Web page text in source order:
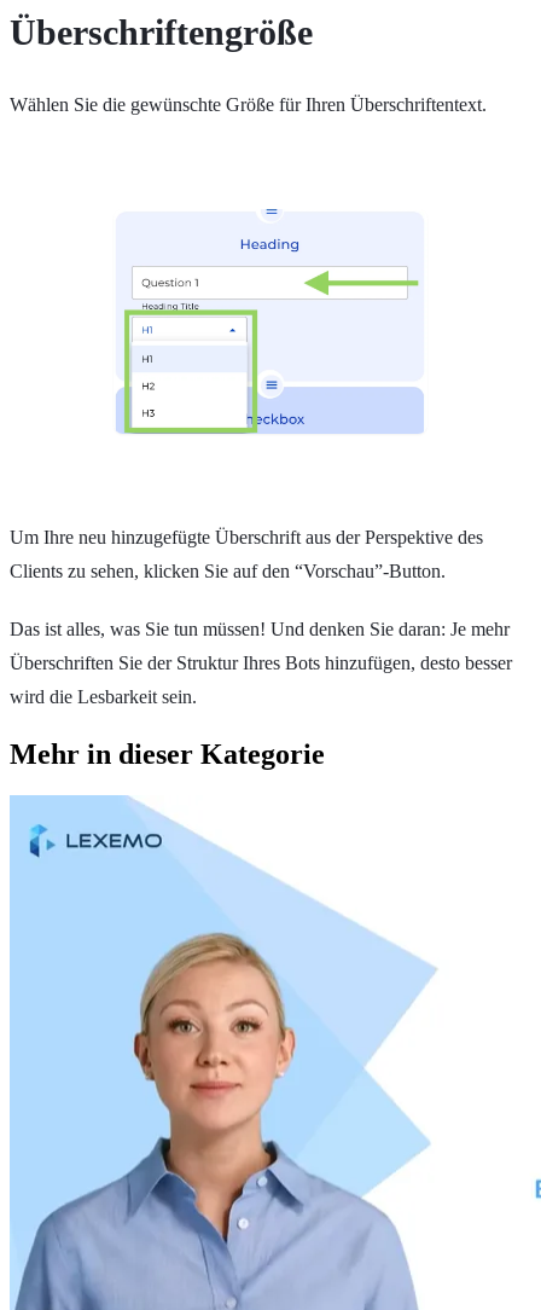
Überschriftengröße
Wählen Sie die gewünschte Größe für Ihren Überschriftentext.
Um Ihre neu hinzugefügte Überschrift aus der Perspektive des
Clients zu sehen, klicken Sie auf den “Vorschau”-Button.
Das ist alles, was Sie tun müssen! Und denken Sie daran: Je mehr
Überschriften Sie der Struktur Ihres Bots hinzufügen, desto besser
wird die Lesbarkeit sein.
Mehr in dieser Kategorie